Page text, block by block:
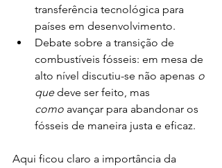
transferência tecnológica para
países em desenvolvimento.
Debate sobre a transição de
combustíveis fósseis: em mesa de
alto nível discutiu-se não apenas o
que deve ser feito, mas
como avançar para abandonar os
fósseis de maneira justa e eficaz.
Aqui ficou claro a importância da